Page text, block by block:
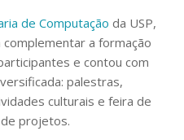
de Computação da USP,
complementar a formação
e contou com
palestras,
culturais e feira de
projetos.